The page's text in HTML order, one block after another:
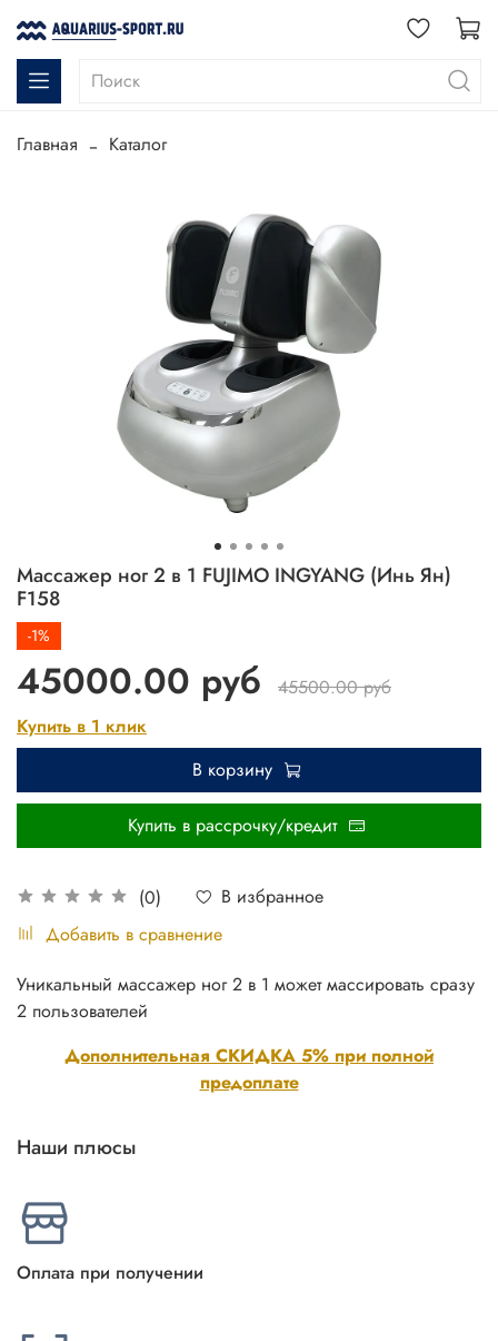
Главная Каталог
Массажер ног 2 в 1 FUJIMO INGYANG (Инь Ян)
F158
(0)
В избранное
Добавить в сравнение
-1%
45000.00 руб
45500.00 руб
Купить в 1 клик
В корзину
Купить в рассрочку/кредит
Дополнительная СКИДКА 5% при полной
предоплате
Уникальный массажер ног 2 в 1 может массировать сразу
2 пользователей
Наши плюсы
Оплата при получении